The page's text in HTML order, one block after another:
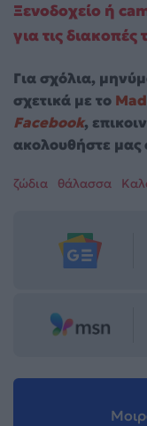
Ξενοδοχείο ή
για τις διακοπές
Για σχόλια,
σχετικά με το
Facebook,
ακολουθήστε μας
ζώδια θάλασσα